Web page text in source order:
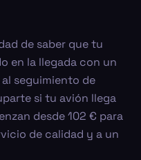
de saber que tu
en la llegada con un
seguimiento de
si tu avión llega
desde 102 € para
de calidad y a un